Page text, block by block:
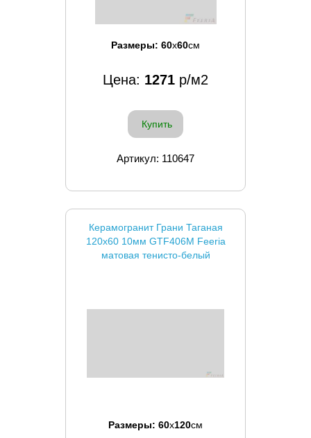
Размеры: 60x60см
Цена: 1271 р/м2
Купить
Артикул: 110647
Керамогранит Грани Таганая
120x60 10мм GTF406М Feeria
матовая тенисто-белый
Размеры: 60x120см